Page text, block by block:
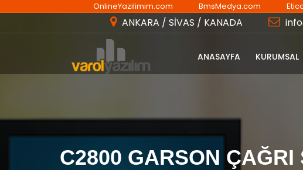
OnlineYazilimim.com BmsMedya.com
ANKARA / SİVAS / KANADA
ANASAYFA KURUMSAL
C2800 GARSON ÇAĞRI